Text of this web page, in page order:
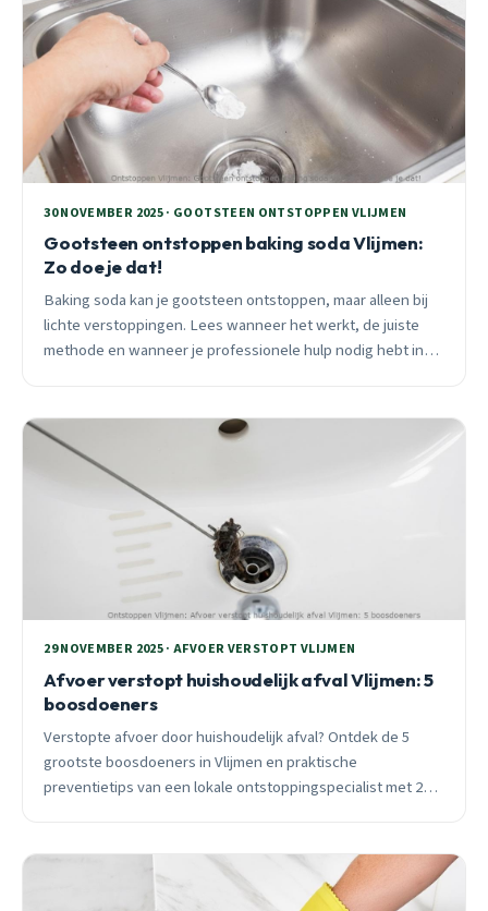
30 NOVEMBER 2025 · GOOTSTEEN ONTSTOPPEN VLIJMEN
Gootsteen ontstoppen baking soda Vlijmen:
Zo doe je dat!
Baking soda kan je gootsteen ontstoppen, maar alleen bij
lichte verstoppingen. Lees wanneer het werkt, de juiste
methode en wanneer je professionele hulp nodig hebt in
29 NOVEMBER 2025 · AFVOER VERSTOPT VLIJMEN
Afvoer verstopt huishoudelijk afval Vlijmen: 5
boosdoeners
Verstopte afvoer door huishoudelijk afval? Ontdek de 5
grootste boosdoeners in Vlijmen en praktische
preventietips van een lokale ontstoppingspecialist met 25